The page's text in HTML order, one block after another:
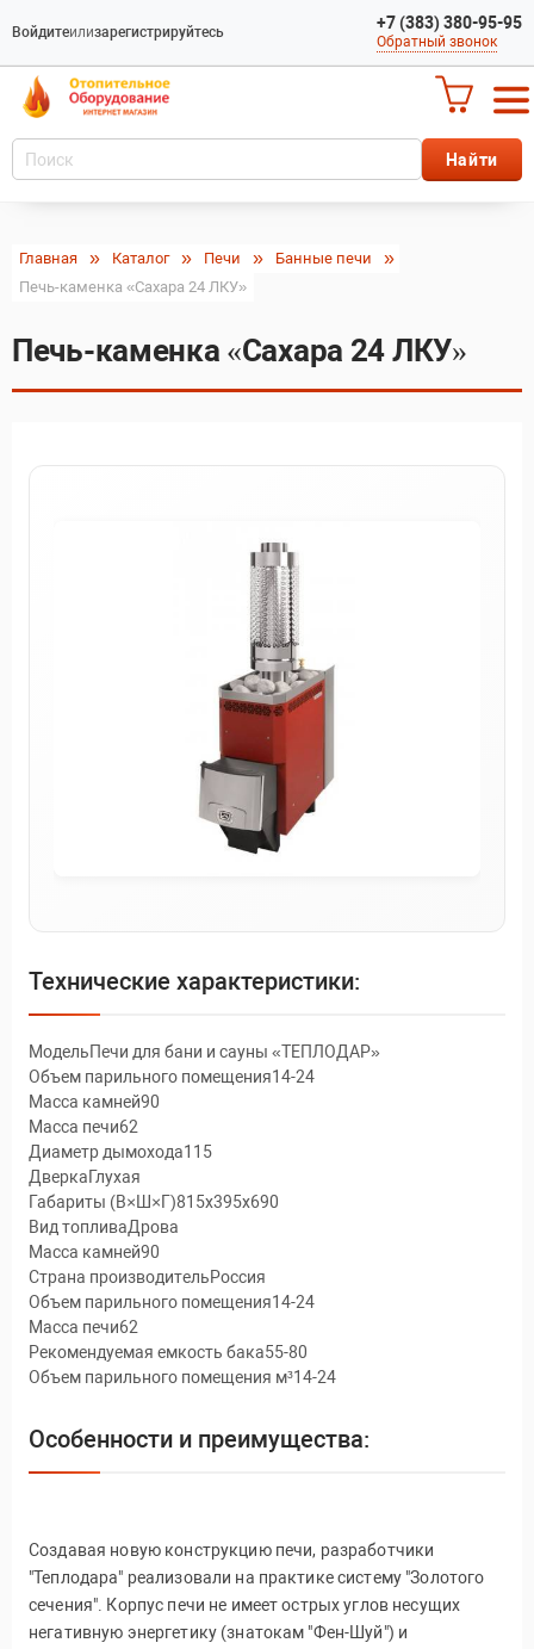
Войдитеилизарегистрируйтесь +7 (383) 380-95-95
Обратный звонок
Главная Каталог Печи
Банные печи
Печь-каменка «Сахара 24 ЛКУ»
Печь-каменка «Сахара 24 ЛКУ»
Технические характеристики:
МодельПечи для бани и сауны «ТЕПЛОДАР»
Объем парильного помещения14-24
Масса камней90
Масса печи62
Диаметр дымохода115
ДверкаГлухая
Габариты (В×Ш×Г)815х395х690
Вид топливаДрова
Масса камней90
Страна производительРоссия
Объем парильного помещения14-24
Масса печи62
Рекомендуемая емкость бака55-80
Объем парильного помещения м³14-24
Особенности и преимущества:
Создавая новую конструкцию печи, разработчики
"Теплодара" реализовали на практике систему "Золотого
сечения". Корпус печи не имеет острых углов несущих
негативную энергетику (знатокам "Фен-Шуй") и